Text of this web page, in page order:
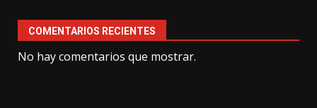
COMENTARIOS RECIENTES
No hay comentarios que mostrar.